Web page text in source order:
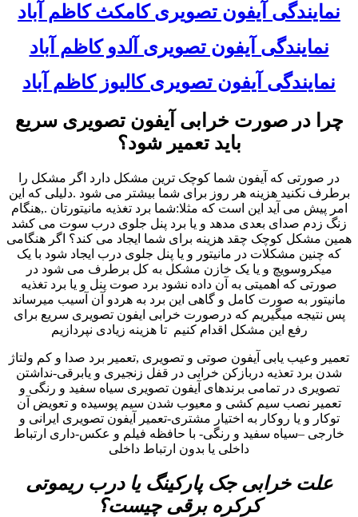
نمایندگی آیفون تصویری کامکث کاظم آباد
نمایندگی آیفون تصویری آلدو کاظم آباد
نمایندگی آیفون تصویری کالیوز کاظم آباد
چرا در صورت خرابی آیفون تصویری سریع
باید تعمیر شود؟
در صورتی که آیفون شما کوچک ترین مشکل دارد اگر مشکل را
برطرف نکنید هزینه هر روز برای شما بیشتر می شود .دلیلی که این
امر پیش می آید این است که مثلا:شما برد تغذیه مانیتورتان .,هنگام
زنگ زدم صدای بعدی مدهد و یا برد پنل جلوی درب سوت می کشد
همین مشکل کوچک چقد هزینه برای شما ایجاد می کند؟ اگر هنگامی
که چنین مشکلات در مانیتور و یا پنل جلوی درب ایجاد شود با یک
میکروسویچ و یا یک خازن مشکل به کل برطرف می شود در
صورتی که اهمیتی به آن داده نشود برد صوت پنل و یا برد تغذیه
مانیتور به صورت کامل و گاهی این برد به هردو آن آسیب میرساند
پس نتیجه میگیریم که درصورت خرابی ایفون تصویری سریع برای
رفع این مشکل اقدام کنیم تا هزینه زیادی نپردازیم
تعمیر وعیب یابی آیفون صوتی و تصویری ,تعمیر برد صدا و کم ولتاژ
شدن برد تعذیه دربازکن خرابی در قفل زنجیری و یابرقی-نداشتن
تصویری در تمامی برندهای آیفون تصویری سیاه سفید و رنگی و
تعمیر نصب سیم کشی و معیوب شدن سیم پوسیده و تعویض آن
توکار و یا روکار به اختیار مشتری-تعمیر آیفون تصویری ایرانی و
خارجی –سیاه سفید و رنگی- با حافظه فیلم و عکس-داری ارتباط
داخلی یا بدون ارتباط داخلی
علت خرابی جک پارکینگ یا درب ریموتی
کرکره برقی چیست؟